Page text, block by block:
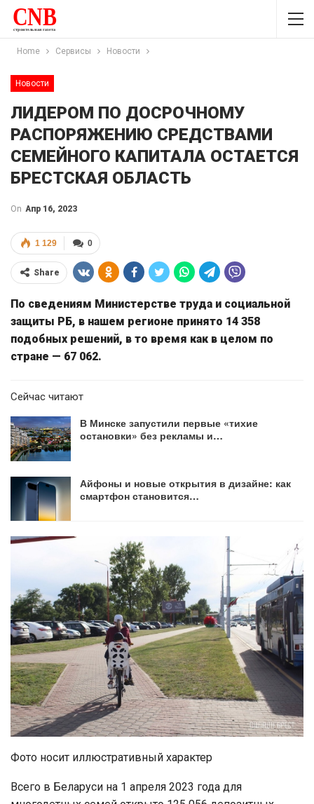
Home Сервисы Новости
Новости
ЛИДЕРОМ ПО ДОСРОЧНОМУ
РАСПОРЯЖЕНИЮ СРЕДСТВАМИ
СЕМЕЙНОГО КАПИТАЛА ОСТАЕТСЯ
БРЕСТСКАЯ ОБЛАСТЬ
On Апр 16, 2023
0
1 129
Share
По сведениям Министерстве труда и социальной
защиты РБ, в нашем регионе принято 14 358
подобных решений, в то время как в целом по
стране — 67 062.
Сейчас читают
В Минске запустили первые «тихие
остановки» без рекламы и…
Айфоны и новые открытия в дизайне: как
смартфон становится…
Фото носит иллюстративный характер
Всего в Беларуси на 1 апреля 2023 года для